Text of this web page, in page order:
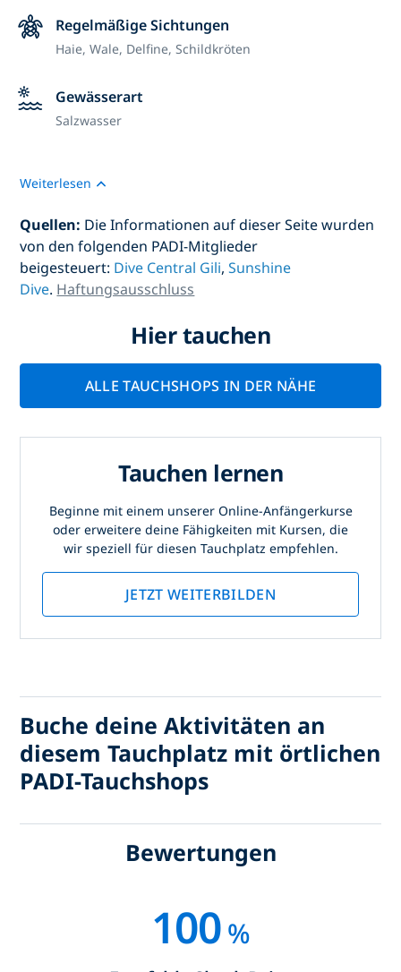
Regelmäßige Sichtungen
Haie, Wale, Delfine, Schildkröten
Gewässerart
Salzwasser
Weiterlesen
Quellen: Die Informationen auf dieser Seite wurden
von den folgenden PADI-Mitglieder
beigesteuert: Dive Central Gili,Sunshine
Dive. Haftungsausschluss
Hier tauchen
ALLE TAUCHSHOPS IN DER NÄHE
Tauchen lernen
Beginne mit einem unserer Online-Anfängerkurse
oder erweitere deine Fähigkeiten mit Kursen, die
wir speziell für diesen Tauchplatz empfehlen.
JETZT WEITERBILDEN
Buche deine Aktivitäten an
diesem Tauchplatz mit örtlichen
PADI-Tauchshops
Bewertungen
100%